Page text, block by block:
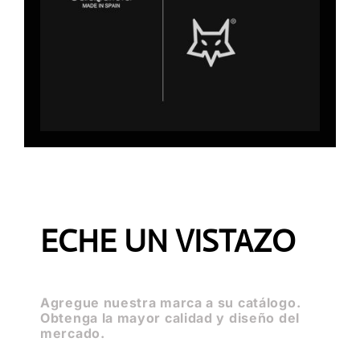
ECHE UN VISTAZO
Agregue nuestra marca a su catálogo.
Obtenga la mayor calidad y diseño del
mercado.